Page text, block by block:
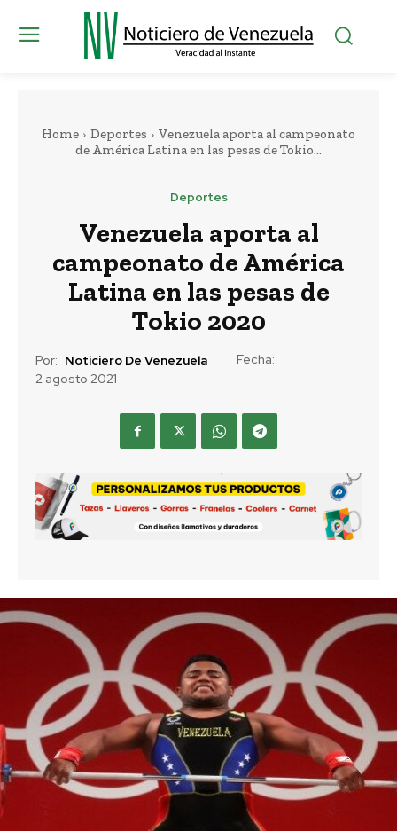
Home Deportes
Venezuela aporta al campeonato
de América Latina en las pesas de Tokio...
Deportes
Venezuela aporta al
campeonato de América
Latina en las pesas de
Tokio 2020
Por: Noticiero De Venezuela
Fecha:
2 agosto 2021